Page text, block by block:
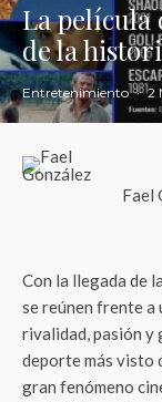
La película
de la
Entretenimiento · 2
Fael
Con la llegada de
se reúnen frente
rivalidad, pasión y
deporte más visto
gran fenómeno